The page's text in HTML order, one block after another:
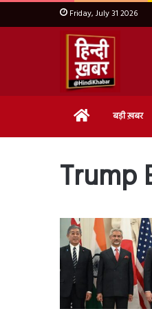
Friday, July 31 2026
Home बड़ी ख़बर
Trump